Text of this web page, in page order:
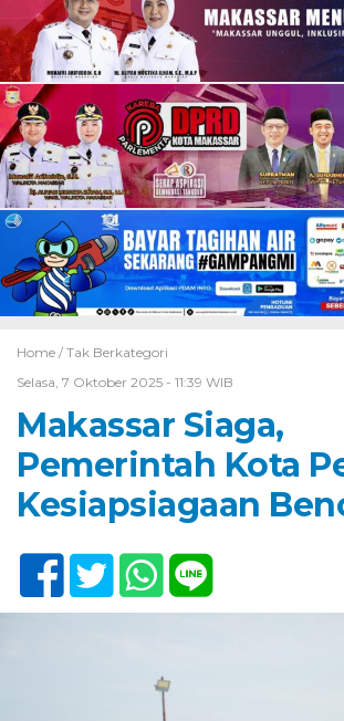
Home / Tak Berkategori
Selasa, 7 Oktober 2025 - 11:39 WIB
Makassar Siaga,
Pemerintah Kota
Kesiapsiagaan